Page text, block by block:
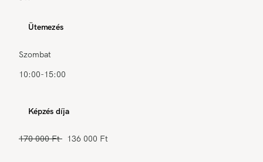
Ütemezés
Szombat
10:00-15:00
Képzés díja
170 000 Ft 136 000 Ft